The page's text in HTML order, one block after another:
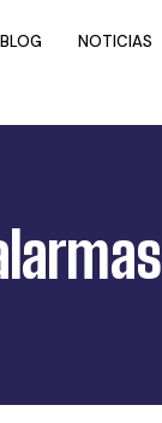
BLOG NOTICIAS